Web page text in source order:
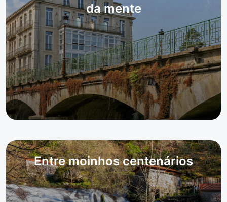
da mente
Entre moinhos centenários